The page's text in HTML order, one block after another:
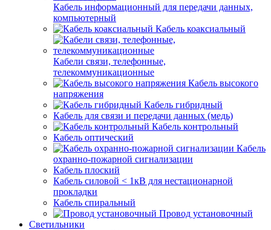
Кабель информационный для передачи данных,
компьютерный
Кабель коаксиальный
Кабели связи, телефонные,
телекоммуникационные
Кабель высокого
напряжения
Кабель гибридный
Кабель для связи и передачи данных (медь)
Кабель контрольный
Кабель оптический
Кабель
охранно-пожарной сигнализации
Кабель плоский
Кабель силовой < 1кВ для нестационарной
прокладки
Кабель спиральный
Провод установочный
Светильники